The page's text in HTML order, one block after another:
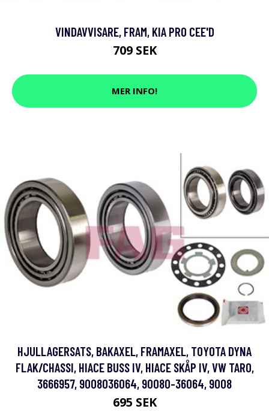
VINDAVVISARE, FRAM, KIA PRO CEE'D
709 SEK
MER INFO!
HJULLAGERSATS, BAKAXEL, FRAMAXEL, TOYOTA DYNA
FLAK/CHASSI, HIACE BUSS IV, HIACE SKÅP IV, VW TARO,
3666957, 9008036064, 90080-36064, 9008
695 SEK